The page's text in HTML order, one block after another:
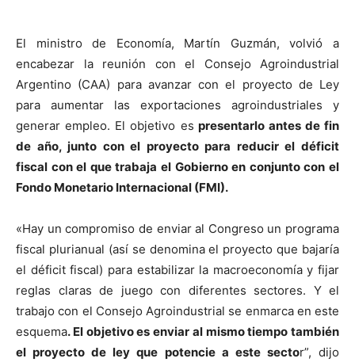
El ministro de Economía, Martín Guzmán, volvió a
encabezar la reunión con el Consejo Agroindustrial
Argentino (CAA) para avanzar con el proyecto de Ley
para aumentar las exportaciones agroindustriales y
generar empleo. El objetivo es presentarlo antes de fin
de año, junto con el proyecto para reducir el déficit
fiscal con el que trabaja el Gobierno en conjunto con el
Fondo Monetario Internacional (FMI).
«Hay un compromiso de enviar al Congreso un programa
fiscal plurianual (así se denomina el proyecto que bajaría
el déficit fiscal) para estabilizar la macroeconomía y fijar
reglas claras de juego con diferentes sectores. Y el
trabajo con el Consejo Agroindustrial se enmarca en este
esquema. El objetivo es enviar al mismo tiempo también
el proyecto de ley que potencie a este sector”, dijo